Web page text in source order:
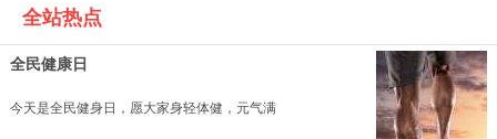
全站热点
全民健康日
今天是全民健身日，愿大家身轻体健，元气满